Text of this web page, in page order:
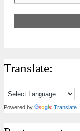
Translate:
Powered by Translate